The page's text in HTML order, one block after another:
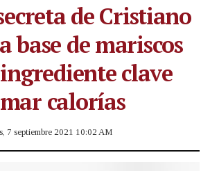
de Cristiano
base de mariscos
clave
calorías
7 septiembre 2021 10:02 AM